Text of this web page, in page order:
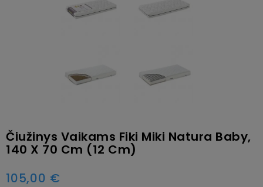
Čiužinys Vaikams Fiki Miki Natura Baby,
140 X 70 Cm (12 Cm)
105,00 €